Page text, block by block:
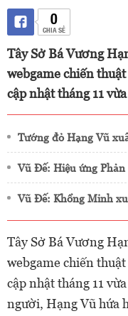
0
CHIA SẺ
Tây Sở Bá Vương
webgame chiến
cập nhật tháng 11
Tướng đỏ Hạng Vũ
Vũ Đế: Hiệu ứng
Vũ Đế: Khổng Minh
Tây Sở Bá Vương
webgame chiến thuật
cập nhật tháng 11
người, Hạng Vũ hứa